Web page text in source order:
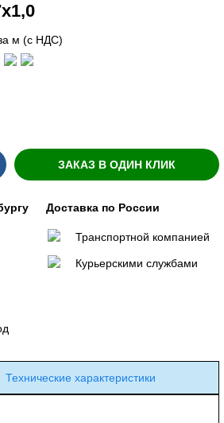
м (с НДС)
ЗАКАЗ В ОДИН КЛИК
Доставка по России
Транспортной компанией
Курьерскими службами
Технические характеристики